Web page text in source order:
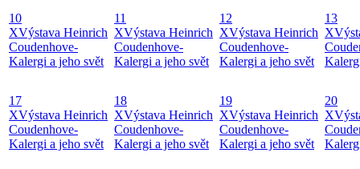
10
XVýstava Heinrich
Coudenhove-
Kalergi a jeho svět
11
XVýstava Heinrich
Coudenhove-
Kalergi a jeho svět
12
XVýstava Heinrich
Coudenhove-
Kalergi a jeho svět
13
X
17
XVýstava Heinrich
Coudenhove-
Kalergi a jeho svět
18
XVýstava Heinrich
Coudenhove-
Kalergi a jeho svět
19
XVýstava Heinrich
Coudenhove-
Kalergi a jeho svět
20
X